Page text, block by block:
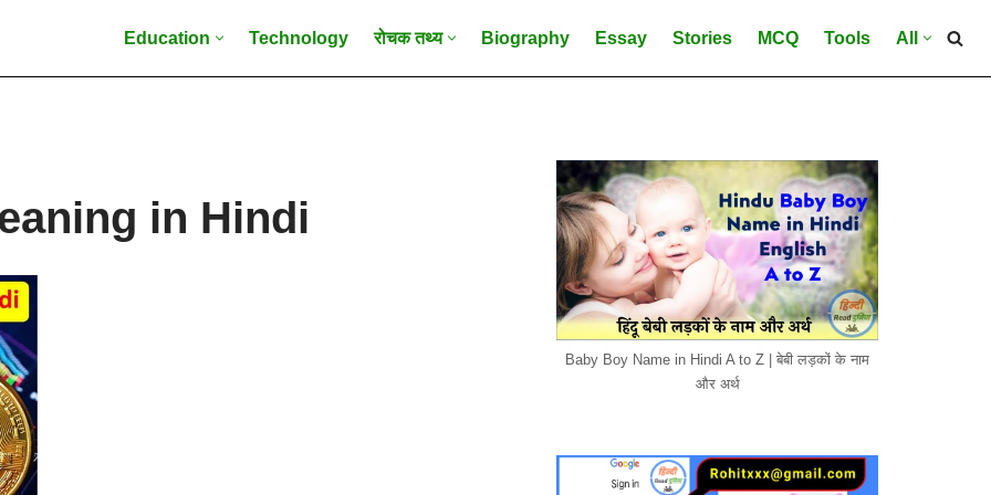
Education Technology रोचक तथ्य Biography Essay Stories MCQ Tools All
in Hindi
Baby Boy Name in Hindi A to Z | बेबी लड़कों के नाम
और अर्थ